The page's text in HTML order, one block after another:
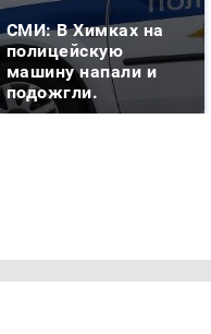
СМИ: В Химках на
полицейскую
машину напали и
подожгли.